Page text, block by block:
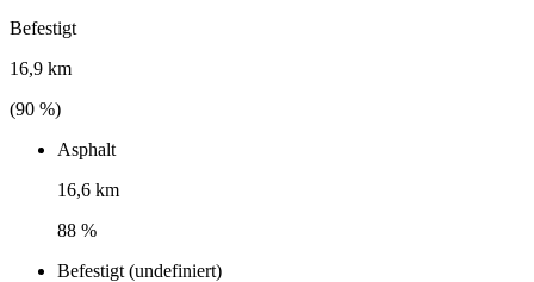
Befestigt
16,9 km
(90 %)
Asphalt
16,6 km
88 %
Befestigt (undefiniert)